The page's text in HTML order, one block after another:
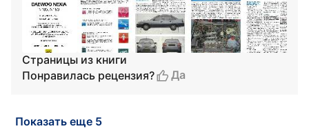
Страницы из книги
Понравилась рецензия?
Да
Показать еще 5